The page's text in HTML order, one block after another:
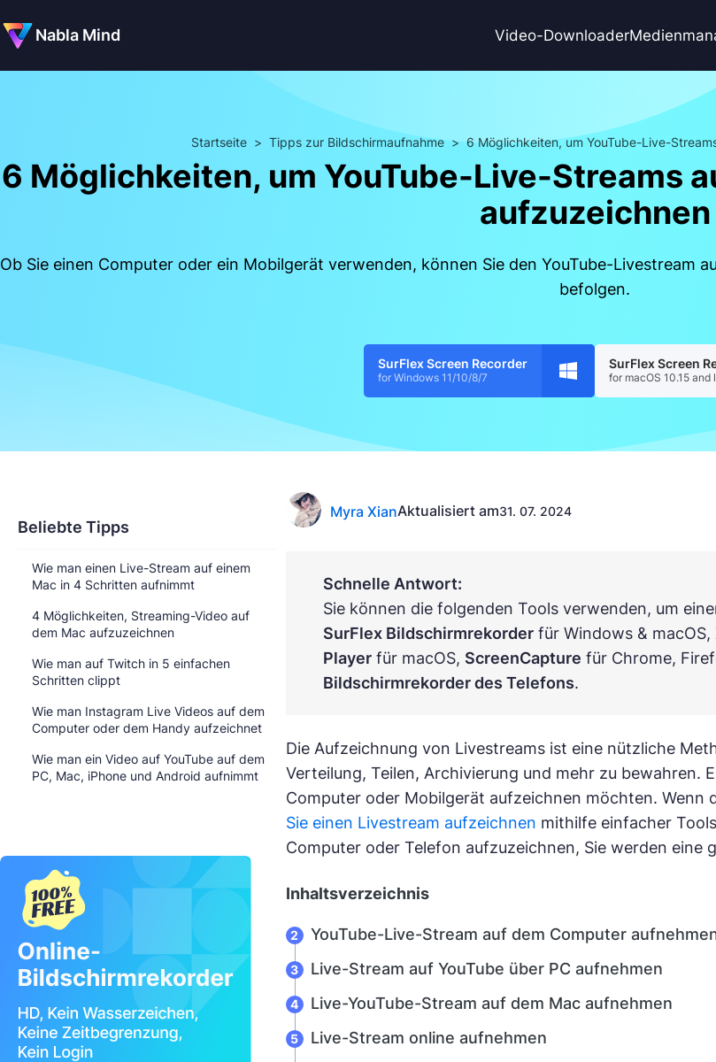
Nabla Mind Video-Downloader
Startseite > Tipps zur Bildschirmaufnahme > 6 Möglichkeiten, um YouTube-Live-
6 Möglichkeiten, um YouTube-Live-Streams
aufzuzeichnen
Ob Sie einen Computer oder ein Mobilgerät verwenden, können Sie den YouTube-Livestream
befolgen.
SurFlex Screen Recorder
for Windows 11/10/8/7
SurFlex Screen
for macOS 10.15 and
Beliebte Tipps
Wie man einen Live-Stream auf einem
Mac in 4 Schritten aufnimmt
4 Möglichkeiten, Streaming-Video auf
dem Mac aufzuzeichnen
Wie man auf Twitch in 5 einfachen
Schritten clippt
Wie man Instagram Live Videos auf dem
Computer oder dem Handy aufzeichnet
Wie man ein Video auf YouTube auf dem
PC, Mac, iPhone und Android aufnimmt
Myra XianAktualisiert am31. 07. 2024
Schnelle Antwort:
Sie können die folgenden Tools verwenden, um
SurFlex Bildschirmrekorder für Windows & macOS,
Player für macOS, ScreenCapture für Chrome,
Bildschirmrekorder des Telefons.
Die Aufzeichnung von Livestreams ist eine nützliche
Verteilung, Teilen, Archivierung und mehr zu bewahren.
Computer oder Mobilgerät aufzeichnen möchten. Wenn
Sie einen Livestream aufzeichnen mithilfe einfacher
Computer oder Telefon aufzuzeichnen, Sie werden eine
Inhaltsverzeichnis
YouTube-Live-Stream auf dem Computer
Live-Stream auf YouTube über PC aufnehmen
Live-YouTube-Stream auf dem Mac aufnehmen
Live-Stream online aufnehmen